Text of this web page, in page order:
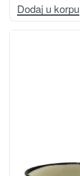
Dodaj u korpu